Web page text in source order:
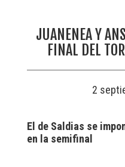
JUANENEA Y
FINAL DEL
2
El de Saldias se
en la semifinal